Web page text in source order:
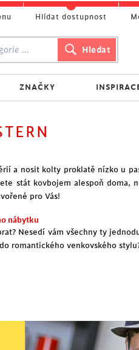
a nosit kolty proklatě nízko u
stát kovbojem alespoň doma,
pro Vás!
nábytku
Nesedí vám všechny ty
romantického venkovského
ZNAČKY
Hlídat dostupnost